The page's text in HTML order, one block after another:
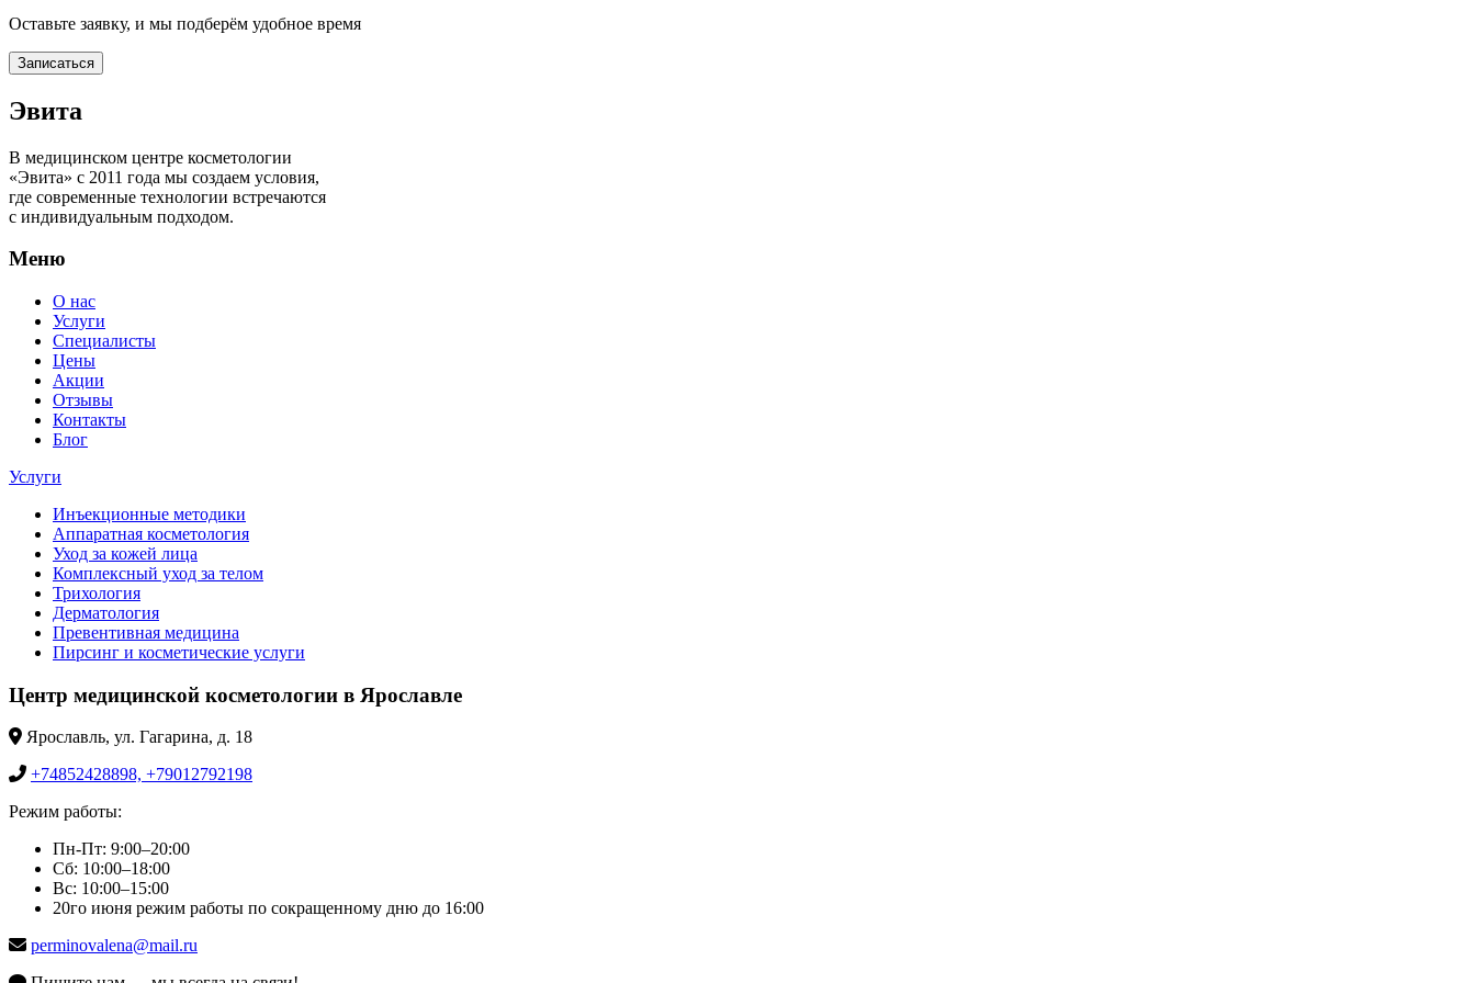
Оставьте заявку, и мы подберём удобное время
Записаться
Эвита
В медицинском центре косметологии
«Эвита» с 2011 года мы создаем условия,
где современные технологии встречаются
с индивидуальным подходом.
Меню
О нас
Услуги
Специалисты
Цены
Акции
Отзывы
Контакты
Блог
Услуги
Инъекционные методики
Аппаратная косметология
Уход за кожей лица
Комплексный уход за телом
Трихология
Дерматология
Превентивная медицина
Пирсинг и косметические услуги
Центр медицинской косметологии в Ярославле
Ярославль, ул. Гагарина, д. 18
+74852428898, +79012792198
Режим работы:
Пн-Пт: 9:00–20:00
Сб: 10:00–18:00
Вс: 10:00–15:00
20го июня режим работы по сокращенному дню до 16:00
perminovalena@mail.ru